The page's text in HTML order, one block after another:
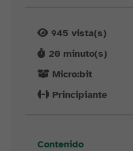
945 vista(s)
20 minuto(s)
Micro:bit
Principiante
Contenido